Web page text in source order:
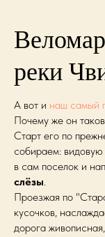
реки
А вот и наш самый
Почему же он
Старт его по
собираем:
в сам поселок и
слёзы.
Проезжая по
кусочков,
дорога